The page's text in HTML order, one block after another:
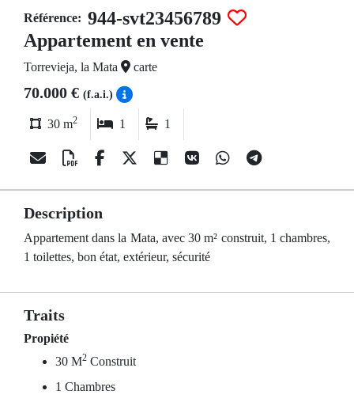
Référence: 944-svt23456789
Appartement en vente
Torrevieja, la Mata carte
70.000 € (f.a.i.)
30 m2 1 1
Description
Appartement dans la Mata, avec 30 m² construit, 1 chambres,
1 toilettes, bon état, extérieur, sécurité
Traits
Propiété
30 M2 Construit
1 Chambres